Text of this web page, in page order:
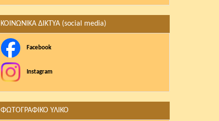
ΚΟΙΝΩΝΙΚΑ ΔΙΚΤΥΑ (social media)
Facebook
Instagram
ΦΩΤΟΓΡΑΦΙΚΟ ΥΛΙΚΟ